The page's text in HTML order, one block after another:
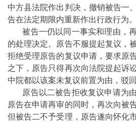
中方县法院作出判决，撤销被告一
告在法定期限内重新作出行政行为。
被告一仍以同一事实和理由，再
的处理决定。原告不服提起复议，
拒绝受理原告的复议申请，要求原
之下，原告只得再次向法院提起诉
中院都以该案未复议前置为由，驳
原告以二被告拒收复议申请为由
原告在申请再审的同时，再次向被
但被告二不予受理，原告遂向怀化